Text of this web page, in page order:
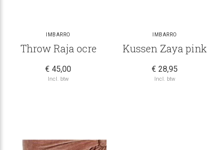
IMBARRO
Throw Raja ocre
€ 45,00
Incl. btw
IMBARRO
Kussen Zaya pink
€ 28,95
Incl. btw